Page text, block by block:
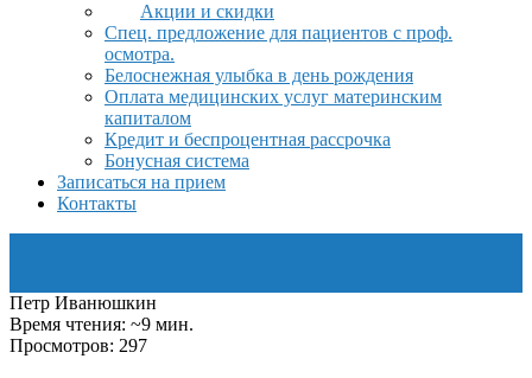
Акции и скидки
Спец. предложение для пациентов с проф.
осмотра.
Белоснежная улыбка в день рождения
Оплата медицинских услуг материнским
капиталом
Кредит и беспроцентная рассрочка
Бонусная система
Записаться на прием
Контакты
Петр Иванюшкин
Время чтения: ~9 мин.
Просмотров: 297